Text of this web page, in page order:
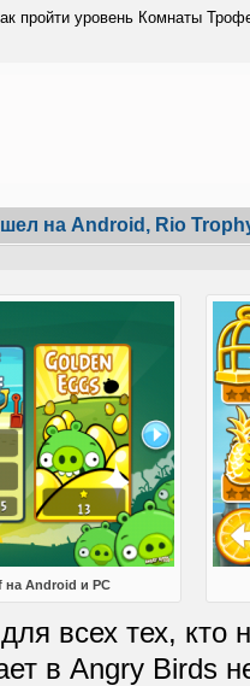
пройти уровень Комнаты
на Android, Rio
на Android и PC
всех тех, кто
в Angry Birds